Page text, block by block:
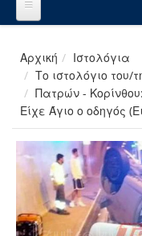
Αρχική
Ιστολόγια
Το ιστολόγιο
Πατρών -
Είχε Άγιο ο οδηγός